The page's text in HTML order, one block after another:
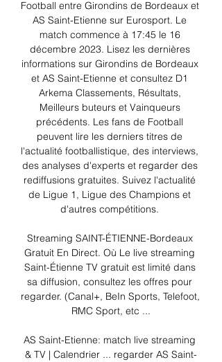
Football entre Girondins de Bordeaux et
AS Saint-Etienne sur Eurosport. Le
match commence à 17:45 le 16
décembre 2023. Lisez les dernières
informations sur Girondins de Bordeaux
et AS Saint-Etienne et consultez D1
Arkema Classements, Résultats,
Meilleurs buteurs et Vainqueurs
précédents. Les fans de Football
peuvent lire les derniers titres de
l'actualité footballistique, des interviews,
des analyses d'experts et regarder des
rediffusions gratuites. Suivez l'actualité
de Ligue 1, Ligue des Champions et
d'autres compétitions.
Streaming SAINT-ÉTIENNE-Bordeaux
Gratuit En Direct. Où Le live streaming
Saint-Étienne TV gratuit est limité dans
sa diffusion, consultez les offres pour
regarder. (Canal+, BeIn Sports, Telefoot,
RMC Sport, etc ...
AS Saint-Etienne: match live streaming
& TV | Calendrier ... regarder AS Saint-